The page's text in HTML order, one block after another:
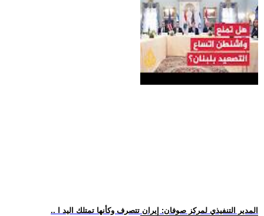
.. المدير التنفيذي لمركز صوفان: إيران تتصرف وكأنها تمتلك اليد ا